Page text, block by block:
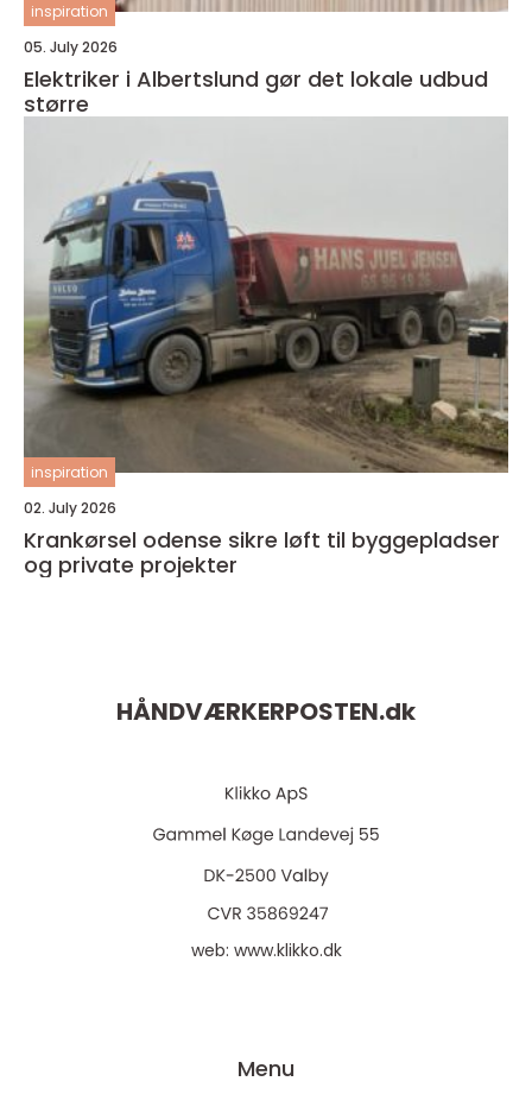
inspiration
05. July 2026
Elektriker i Albertslund gør det lokale udbud
større
inspiration
02. July 2026
Krankørsel odense sikre løft til byggepladser
og private projekter
HÅNDVÆRKERPOSTEN.dk
web: www.klikko.dk
Menu